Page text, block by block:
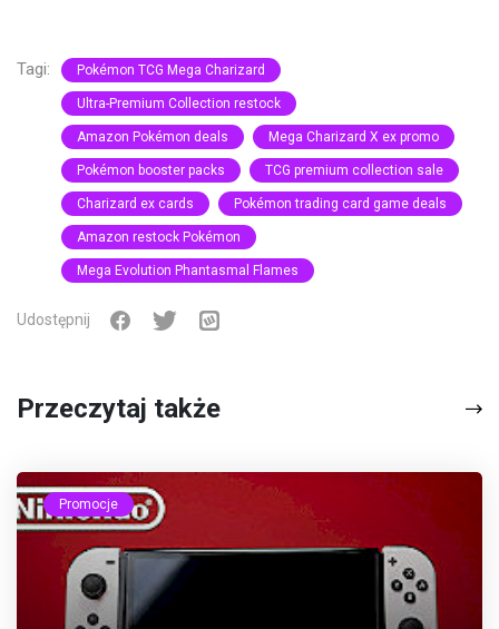
Tagi: Pokémon TCG Mega Charizard
Ultra-Premium Collection restock
Amazon Pokémon deals Mega Charizard X ex promo
Pokémon booster packs TCG premium collection sale
Charizard ex cards Pokémon trading card game deals
Amazon restock Pokémon
Mega Evolution Phantasmal Flames
Udostępnij
Przeczytaj także
Promocje